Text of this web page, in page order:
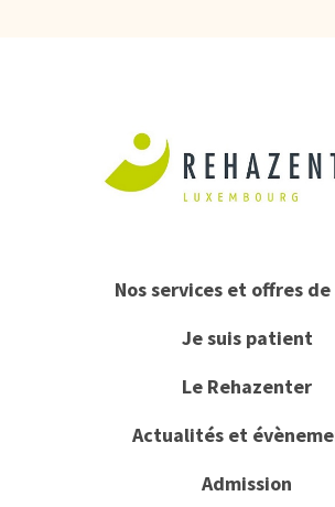
Nos services et offres de
Je suis patient
Le Rehazenter
Actualités et
Admission